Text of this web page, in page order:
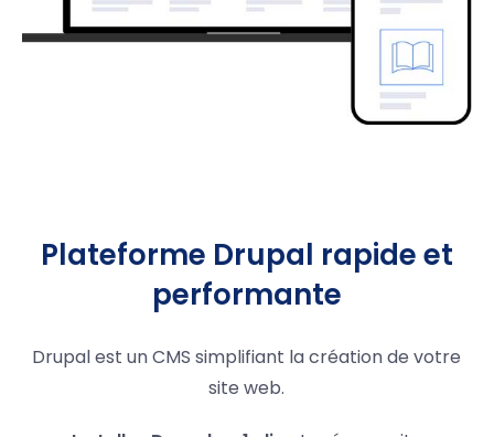
Plateforme Drupal rapide et
performante
Drupal est un CMS simplifiant la création de votre
site web.